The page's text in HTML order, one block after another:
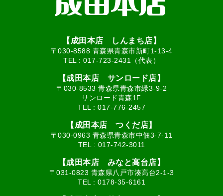
【成田本店 しんまち店】
〒030-8588 青森県青森市新町1-13-4
TEL : 017-723-2431（代表）
【成田本店 サンロード店】
〒030-8533 青森県青森市緑3-9-2
サンロード青森1F
TEL : 017-776-2457
【成田本店 つくだ店】
〒030-0963 青森県青森市中佃3-7-11
TEL : 017-742-3011
【成田本店 みなと高台店】
〒031-0823 青森県八戸市湊高台2-1-3
TEL : 0178-35-6161